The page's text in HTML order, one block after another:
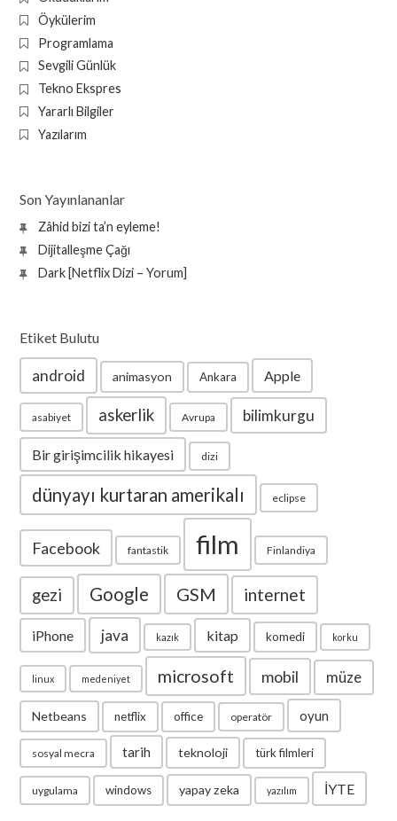
Öykülerim
Programlama
Sevgili Günlük
Tekno Ekspres
Yararlı Bilgiler
Yazılarım
Son Yayınlananlar
Zâhid bizi ta’n eyleme!
Dijitalleşme Çağı
Dark [Netflix Dizi – Yorum]
Etiket Bulutu
android animasyon Ankara Apple
asabiyet askerlik Avrupa bilimkurgu
Bir girişimcilik hikayesi dizi
dünyayı kurtaran amerikalı eclipse
Facebook fantastik film Finlandiya
gezi Google GSM internet
iPhone java kazık kitap komedi korku
linux medeniyet microsoft mobil müze
Netbeans netflix office operatör oyun
sosyal mecra tarih teknoloji türk filmleri
uygulama windows yapay zeka yazılım İYTE